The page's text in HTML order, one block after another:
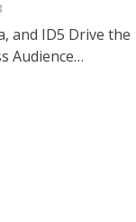
and ID5 Drive the
Audience